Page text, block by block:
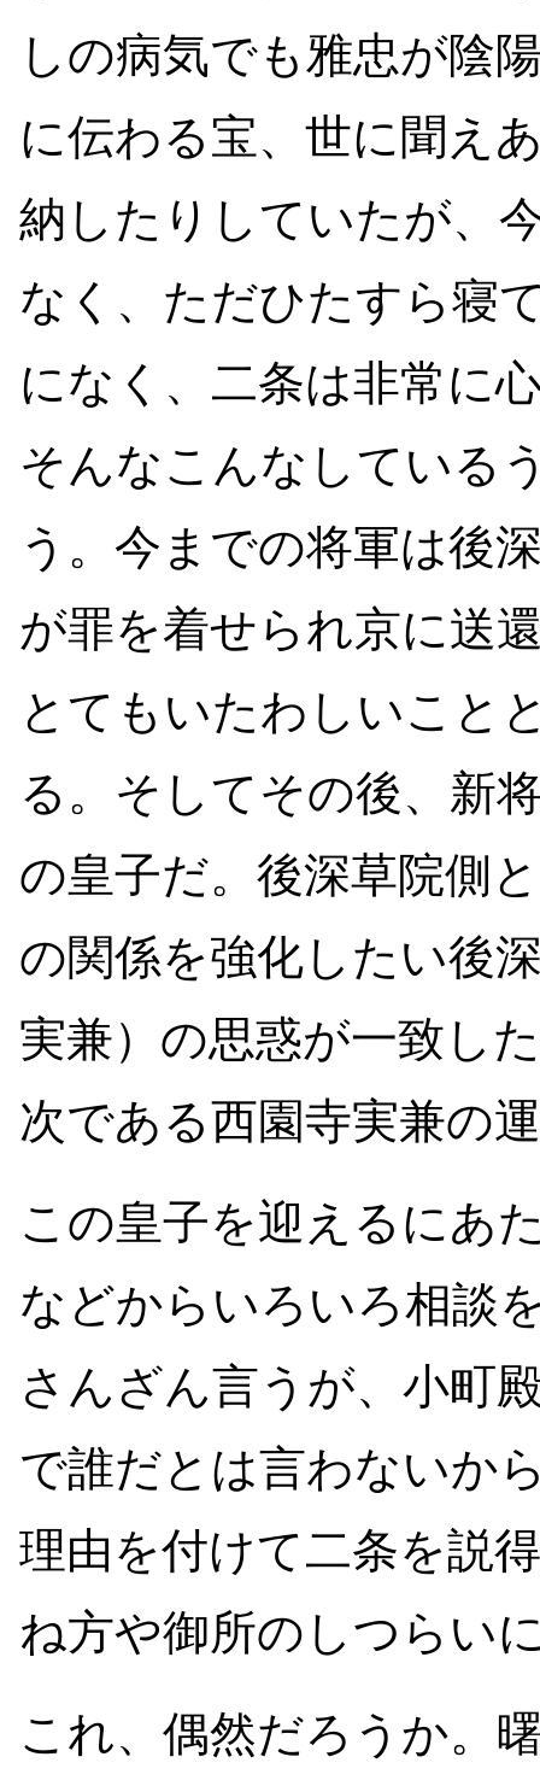
しの病気でも雅忠が陰
に伝わる宝、世に聞え
納したりしていたが、
なく、ただひたすら寝
になく、二条は非常に
そんなこんなしている
う。今までの将軍は後
が罪を着せられ京に送
とてもいたわしいこと
る。そしてその後、新
の皇子だ。後深草院側
の関係を強化したい後
実兼）の思惑が一致し
次である西園寺実兼の
この皇子を迎えるにあ
などからいろいろ相談
さんざん言うが、小町
で誰だとは言わないか
理由を付けて二条を説
ね方や御所のしつらい
これ、偶然だろうか。